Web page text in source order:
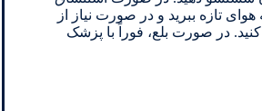
هوای تازه ببرید و در صورت نیاز از
در صورت بلع، فوراً با پزشک